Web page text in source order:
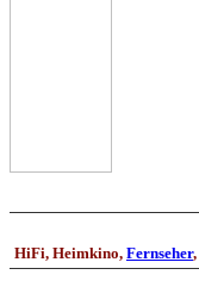
HiFi, Heimkino, Fernseher,